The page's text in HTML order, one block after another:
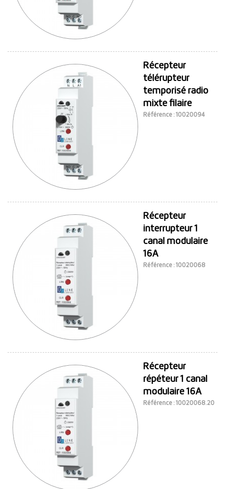
Récepteur
télérupteur
temporisé radio
mixte filaire
Référence : 10020094
Récepteur
interrupteur 1
canal modulaire
16A
Référence : 10020068
Récepteur
répéteur 1 canal
modulaire 16A
Référence : 10020068.20